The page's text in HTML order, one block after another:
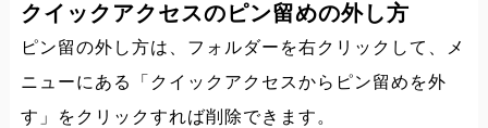
クイックアクセスのピン留めの外し方
ピン留の外し方は、フォルダーを右クリックして、メ
ニューにある「クイックアクセスからピン留めを外
す」をクリックすれば削除できます。